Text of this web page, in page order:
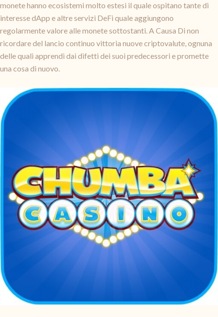
monete hanno ecosistemi molto estesi il quale ospitano tante di
interesse dApp e altre servizi DeFi quale aggiungono
regolarmente valore alle monete sottostanti. A Causa Di non
ricordare del lancio continuo vittoria nuove criptovalute, ognuna
delle quali apprendi dai difetti dei suoi predecessori e promette
una cosa di nuovo.